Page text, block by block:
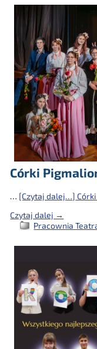
Córki
… [Czytaj dalej…]
Czytaj dalej →
Pracownia